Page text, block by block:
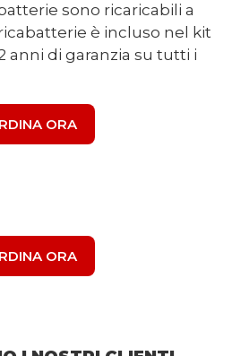
sono ricaricabili a
è incluso nel kit
anni di garanzia su tutti i
ORA
ORA